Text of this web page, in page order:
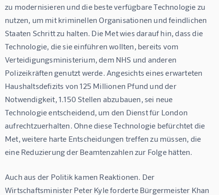
zu modernisieren und die beste verfügbare Technologie zu
nutzen, um mit kriminellen Organisationen und feindlichen
Staaten Schritt zu halten. Die Met wies darauf hin, dass die
Technologie, die sie einführen wollten, bereits vom
Verteidigungsministerium, dem NHS und anderen
Polizeikräften genutzt werde. Angesichts eines erwarteten
Haushaltsdefizits von 125 Millionen Pfund und der
Notwendigkeit, 1.150 Stellen abzubauen, sei neue
Technologie entscheidend, um den Dienst für London
aufrechtzuerhalten. Ohne diese Technologie befürchtet die
Met, weitere harte Entscheidungen treffen zu müssen, die
eine Reduzierung der Beamtenzahlen zur Folge hätten.
Auch aus der Politik kamen Reaktionen. Der
Wirtschaftsminister Peter Kyle forderte Bürgermeister Khan